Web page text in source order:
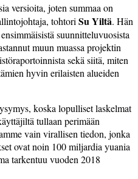
versioita, joten summaa on
tohtori Su Yiltä. Hän
suunnitteluvuosista
muun muassa projektin
sekä siitä, miten
hyvin erilaisten alueiden
koska lopulliset laskelmat
tullaan perimään
vain virallisen tiedon, jonka
ovat noin 100 miljardia yuania
tarkentuu vuoden 2018